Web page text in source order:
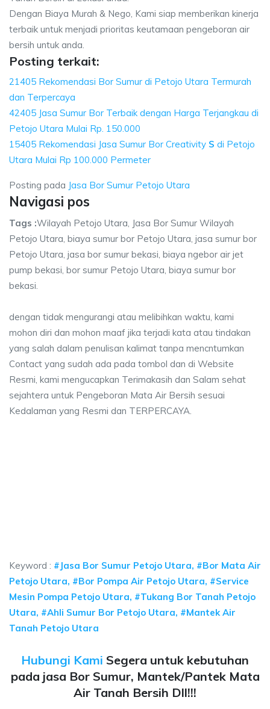
Dengan Biaya Murah & Nego, Kami siap memberikan kinerja
terbaik untuk menjadi prioritas keutamaan pengeboran air
bersih untuk anda.
Posting terkait:
21405 Rekomendasi Bor Sumur di Petojo Utara Termurah
dan Terpercaya
42405 Jasa Sumur Bor Terbaik dengan Harga Terjangkau di
Petojo Utara Mulai Rp. 150.000
15405 Rekomendasi Jasa Sumur Bor Creativity S di Petojo
Utara Mulai Rp 100.000 Permeter
Posting pada Jasa Bor Sumur Petojo Utara
Navigasi pos
Tags :Wilayah Petojo Utara, Jasa Bor Sumur Wilayah
Petojo Utara, biaya sumur bor Petojo Utara, jasa sumur bor
Petojo Utara, jasa bor sumur bekasi, biaya ngebor air jet
pump bekasi, bor sumur Petojo Utara, biaya sumur bor
bekasi.
dengan tidak mengurangi atau melibihkan waktu, kami
mohon diri dan mohon maaf jika terjadi kata atau tindakan
yang salah dalam penulisan kalimat tanpa mencntumkan
Contact yang sudah ada pada tombol dan di Website
Resmi, kami mengucapkan Terimakasih dan Salam sehat
sejahtera untuk Pengeboran Mata Air Bersih sesuai
Kedalaman yang Resmi dan TERPERCAYA.
Keyword : #Jasa Bor Sumur Petojo Utara, #Bor Mata Air
Petojo Utara, #Bor Pompa Air Petojo Utara, #Service
Mesin Pompa Petojo Utara, #Tukang Bor Tanah Petojo
Utara, #Ahli Sumur Bor Petojo Utara, #Mantek Air
Tanah Petojo Utara
Hubungi Kami Segera untuk kebutuhan
pada jasa Bor Sumur, Mantek/Pantek Mata
Air Tanah Bersih Dll!!!